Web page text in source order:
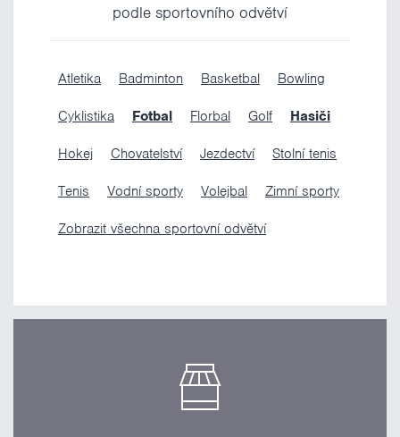
podle sportovního odvětví
Atletika Badminton Basketbal Bowling
Cyklistika Fotbal Florbal Golf Hasiči
Hokej Chovatelství Jezdectví Stolní tenis
Tenis Vodní sporty Volejbal Zimní sporty
Zobrazit všechna sportovní odvětví